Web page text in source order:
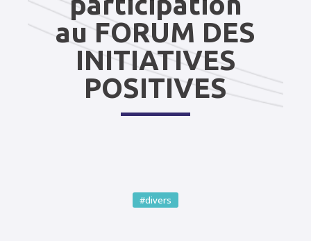
au FORUM DES
INITIATIVES
POSITIVES
#divers